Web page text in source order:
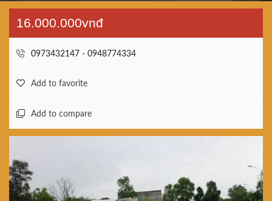
16.000.000vnđ
0973432147 - 0948774334
Add to favorite
Add to compare